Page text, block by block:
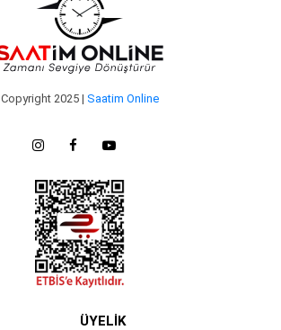
Copyright 2025 | Saatim Online
ÜYELİK